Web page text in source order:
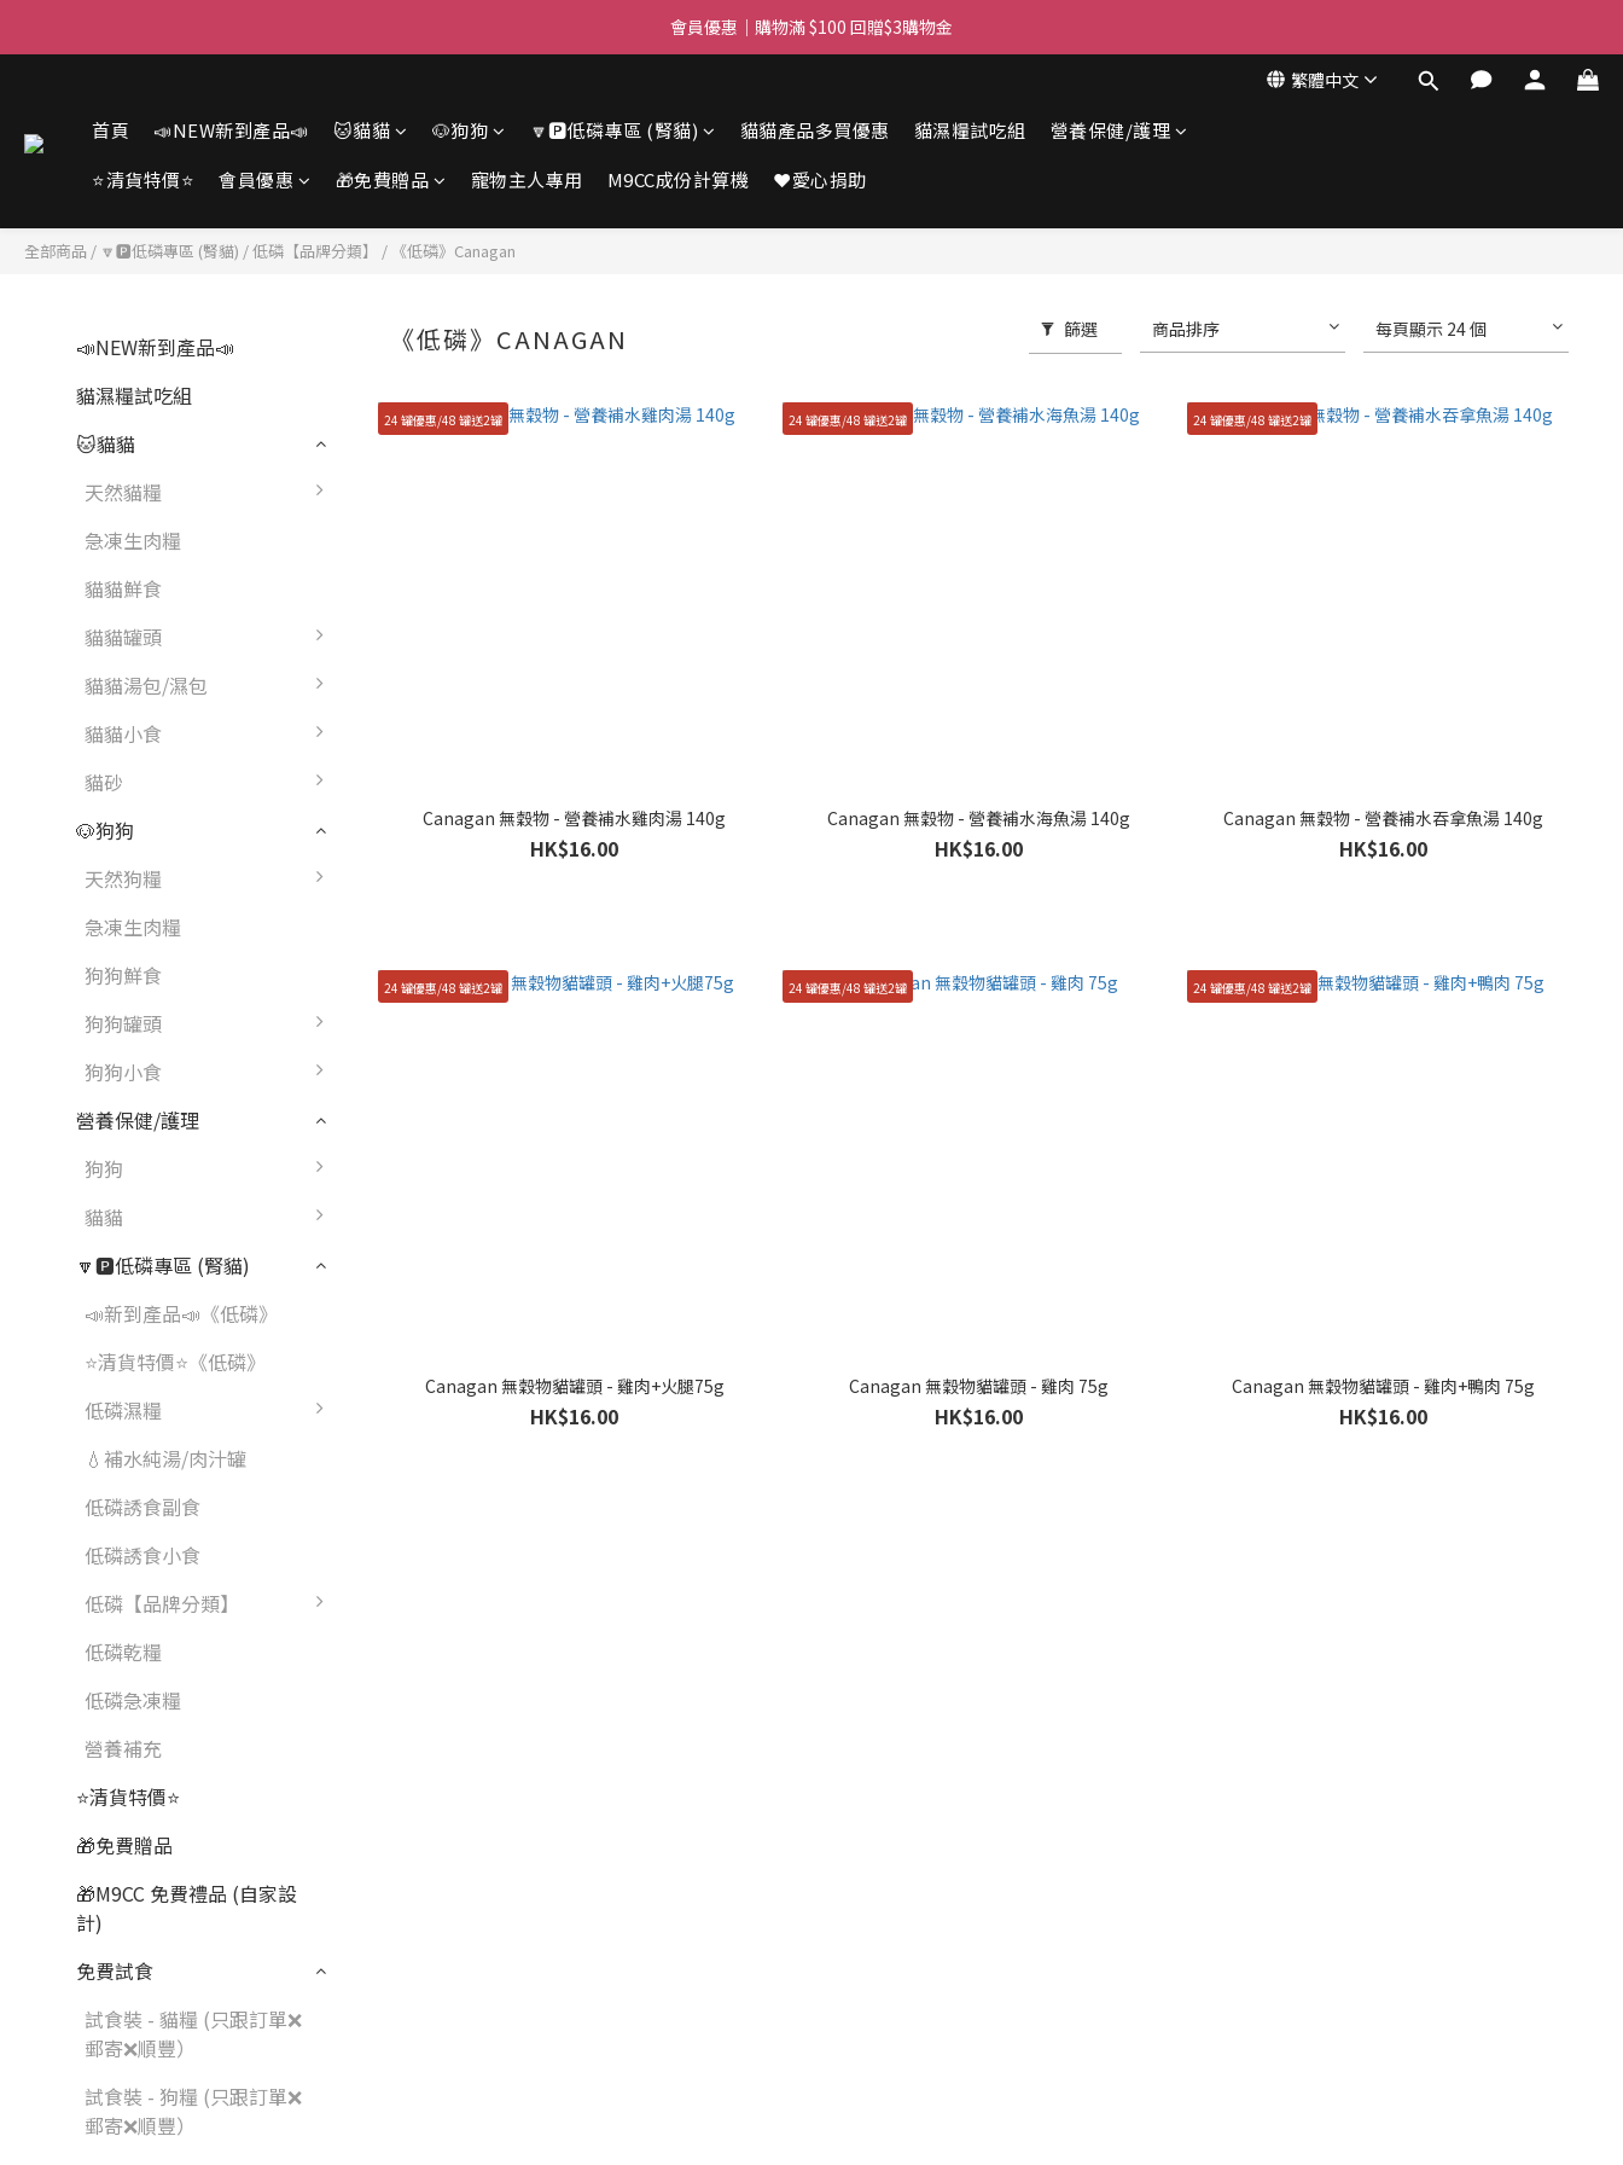
滿$450免費送貨上門 I 滿$350免運 順豐自取
會員優惠｜購物滿 $100 回贈$3購物金
繁體中文
首頁 📣NEW新到產品📣 🐱貓貓 🐶狗狗 🔽🅿️低磷專區 (腎貓) 貓貓產品多買優惠 貓濕糧試吃組
營養保健/護理
⭐清貨特價⭐
會員優惠 🎁免費贈品 寵物主人專用 M9CC成份計算機 ❤️愛心捐助
全部商品 / 🔽🅿️低磷專區 (腎貓) /低磷【品牌分類】 / 《低磷》Canagan
📣NEW新到產品📣
貓濕糧試吃組
🐱貓貓
天然貓糧
急凍生肉糧
貓貓鮮食
貓貓罐頭
貓貓湯包/濕包
貓貓小食
貓砂
🐶狗狗
天然狗糧
急凍生肉糧
狗狗鮮食
狗狗罐頭
狗狗小食
營養保健/護理
狗狗
貓貓
🔽🅿️低磷專區 (腎貓)
📣新到產品📣《低磷》
⭐清貨特價⭐《低磷》
低磷濕糧
💧補水純湯/肉汁罐
低磷誘食副食
低磷誘食小食
低磷【品牌分類】
低磷乾糧
低磷急凍糧
營養補充
⭐清貨特價⭐
🎁免費贈品
🎁M9CC 免費禮品 (自家設
計)
免費試食
試食裝 - 貓糧 (只跟訂單❌
郵寄❌順豐）
試食裝 - 狗糧 (只跟訂單❌
郵寄❌順豐）
《低磷》CANAGAN 篩選 商品排序 每頁顯示 24 個
24 罐優惠/48 罐送2罐
Canagan 無穀物 - 營養補水雞肉湯 140g
HK$16.00
24 罐優惠/48 罐送2罐
Canagan 無穀物 - 營養補水海魚湯 140g
HK$16.00
24 罐優惠/48 罐送2罐
Canagan 無穀物 - 營養補水吞拿魚湯 140g
HK$16.00
24 罐優惠/48 罐送2罐
Canagan 無穀物貓罐頭 - 雞肉+火腿75g
HK$16.00
24 罐優惠/48 罐送2罐
Canagan 無穀物貓罐頭 - 雞肉 75g
HK$16.00
24 罐優惠/48 罐送2罐
Canagan 無穀物貓罐頭 - 雞肉+鴨肉 75g
HK$16.00